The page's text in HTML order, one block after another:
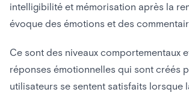
intelligibilité et mémorisation après la
évoque des émotions et des
Ce sont des niveaux comportementaux
réponses émotionnelles qui sont créés
utilisateurs se sentent satisfaits lorsque